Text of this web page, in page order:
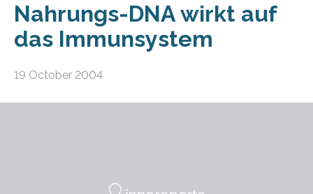
Nahrungs-DNA wirkt auf
das Immunsystem
19 October 2004